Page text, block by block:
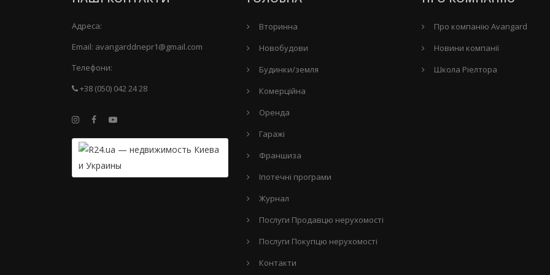
Адреса:
Email: avangarddnepr1@gmail.com
Телефони:
+38 (050) 042 24 28
Вторинна
Новобудови
Будинки/земля
Комерційна
Оренда
Гаражі
Франшиза
Іпотечні програми
Журнал
Послуги Продавцю нерухомості
Послуги Покупцю нерухомості
Контакти
Про компанію Avangard
Новини компанії
Школа Ріелтора